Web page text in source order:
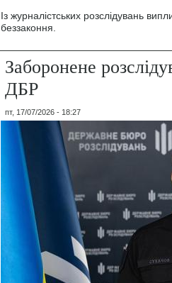
Із журналістських розслідувань
беззаконня.
Заборонене
ДБР
пт, 17/07/2026 - 18:27